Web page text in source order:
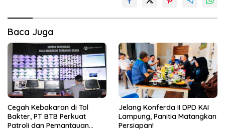
Baca Juga
Cegah Kebakaran di Tol
Bakter, PT BTB Perkuat
Patroli dan Pemantauan
Jelang Konferda II DPD KAI
Lampung, Panitia Matangkan
Persiapan!